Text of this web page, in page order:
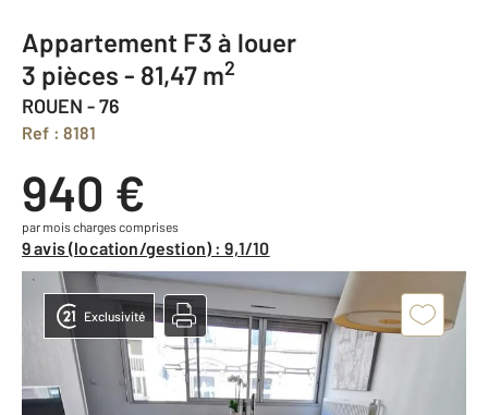
Appartement F3 à louer
3 pièces - 81,47 m2
ROUEN - 76
Ref : 8181
940 €
par mois charges comprises
9 avis (location/gestion) : 9,1/10
Exclusivité